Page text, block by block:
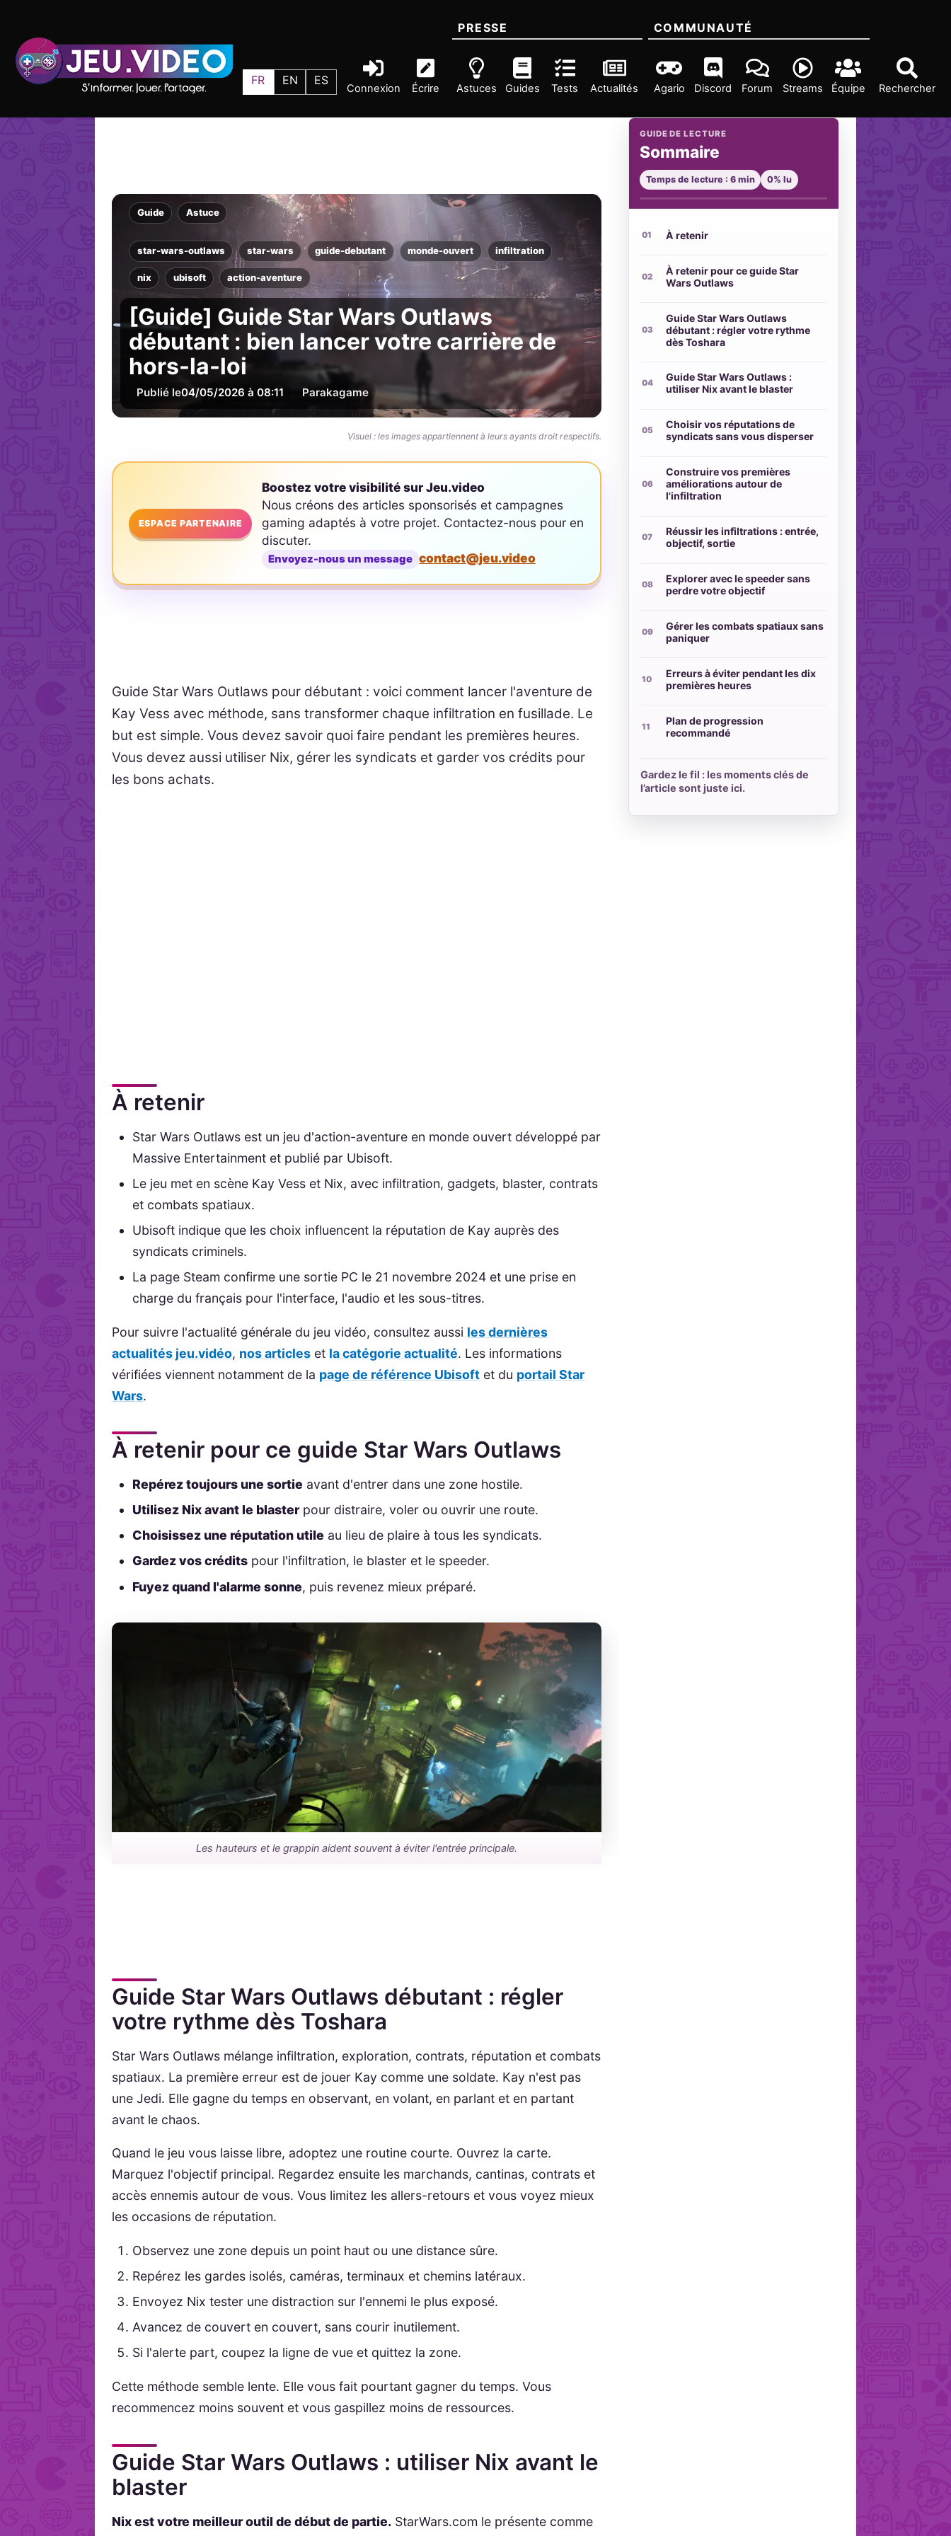
FR EN ES
Connexion Écrire Rechercher
PRESSE
Astuces Guides Tests Actualités
COMMUNAUTÉ
Agario Discord Forum Streams Équipe
Guide Astuce
star-wars-outlaws star-wars guide-debutant monde-ouvert infiltration
nix ubisoft action-aventure
[Guide] Guide Star Wars Outlaws
débutant : bien lancer votre carrière de
hors-la-loi
Publié le04/05/2026 à 08:11 Parakagame
Visuel : les images appartiennent à leurs ayants droit respectifs.
ESPACE PARTENAIRE
Boostez votre visibilité sur Jeu.video
Nous créons des articles sponsorisés et campagnes
gaming adaptés à votre projet. Contactez-nous pour en
discuter.
Envoyez-nous un message contact@jeu.video
Guide Star Wars Outlaws pour débutant : voici comment lancer l'aventure de
Kay Vess avec méthode, sans transformer chaque infiltration en fusillade. Le
but est simple. Vous devez savoir quoi faire pendant les premières heures.
Vous devez aussi utiliser Nix, gérer les syndicats et garder vos crédits pour
les bons achats.
À retenir
Star Wars Outlaws est un jeu d'action-aventure en monde ouvert développé par
Massive Entertainment et publié par Ubisoft.
Le jeu met en scène Kay Vess et Nix, avec infiltration, gadgets, blaster, contrats
et combats spatiaux.
Ubisoft indique que les choix influencent la réputation de Kay auprès des
syndicats criminels.
La page Steam confirme une sortie PC le 21 novembre 2024 et une prise en
charge du français pour l'interface, l'audio et les sous-titres.
Pour suivre l'actualité générale du jeu vidéo, consultez aussi les dernières
actualités jeu.vidéo, nos articles et la catégorie actualité. Les informations
vérifiées viennent notamment de la page de référence Ubisoft et du portail Star
Wars.
À retenir pour ce guide Star Wars Outlaws
Repérez toujours une sortie avant d'entrer dans une zone hostile.
Utilisez Nix avant le blasterpour distraire, voler ou ouvrir une route.
Choisissez une réputation utile au lieu de plaire à tous les syndicats.
Gardez vos crédits pour l'infiltration, le blaster et le speeder.
Fuyez quand l'alarme sonne, puis revenez mieux préparé.
Les hauteurs et le grappin aident souvent à éviter l'entrée principale.
Guide Star Wars Outlaws débutant : régler
votre rythme dès Toshara
Star Wars Outlaws mélange infiltration, exploration, contrats, réputation et combats
spatiaux. La première erreur est de jouer Kay comme une soldate. Kay n'est pas
une Jedi. Elle gagne du temps en observant, en volant, en parlant et en partant
avant le chaos.
Quand le jeu vous laisse libre, adoptez une routine courte. Ouvrez la carte.
Marquez l'objectif principal. Regardez ensuite les marchands, cantinas, contrats et
accès ennemis autour de vous. Vous limitez les allers-retours et vous voyez mieux
les occasions de réputation.
Observez une zone depuis un point haut ou une distance sûre.
Repérez les gardes isolés, caméras, terminaux et chemins latéraux.
Envoyez Nix tester une distraction sur l'ennemi le plus exposé.
Avancez de couvert en couvert, sans courir inutilement.
Si l'alerte part, coupez la ligne de vue et quittez la zone.
Cette méthode semble lente. Elle vous fait pourtant gagner du temps. Vous
recommencez moins souvent et vous gaspillez moins de ressources.
Guide Star Wars Outlaws : utiliser Nix avant le
blaster
Nix est votre meilleur outil de début de partie. StarWars.com le présente comme
GUIDE DE LECTURE
Sommaire
Temps de lecture : 6 min 0% lu
À retenir
À retenir pour ce guide Star
Wars Outlaws
Guide Star Wars Outlaws
débutant : régler votre rythme
dès Toshara
Guide Star Wars Outlaws :
utiliser Nix avant le blaster
Choisir vos réputations de
syndicats sans vous disperser
Construire vos premières
améliorations autour de
l'infiltration
Réussir les infiltrations : entrée,
objectif, sortie
Explorer avec le speeder sans
perdre votre objectif
Gérer les combats spatiaux sans
paniquer
Erreurs à éviter pendant les dix
premières heures
Plan de progression
recommandé
Gardez le fil : les moments clés de
l’article sont juste ici.